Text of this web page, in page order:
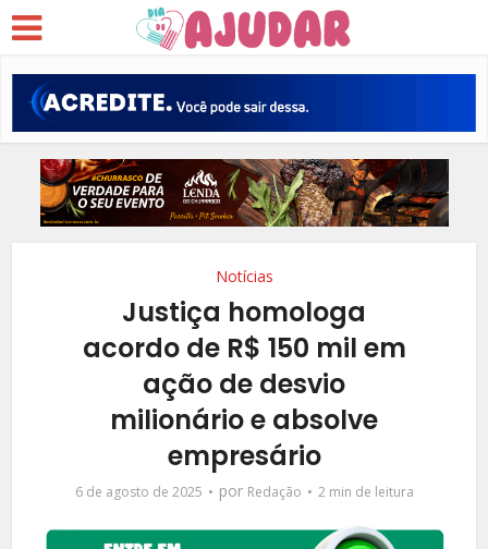
Notícias
Justiça homologa
acordo de R$ 150 mil em
ação de desvio
milionário e absolve
empresário
6 de agosto de 2025 por Redação 2 min de leitura